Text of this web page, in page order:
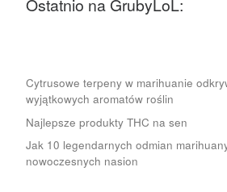
Ostatnio na GrubyLoL:
Cytrusowe terpeny w marihuanie
wyjątkowych aromatów roślin
Najlepsze produkty THC na sen
Jak 10 legendarnych odmian
nowoczesnych nasion